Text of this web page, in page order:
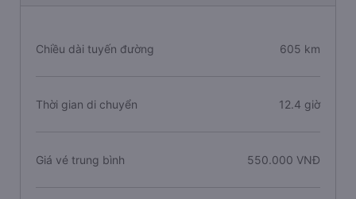
Chiều dài tuyến đường 605 km
Thời gian di chuyển 12.4 giờ
Giá vé trung bình 550.000 VNĐ